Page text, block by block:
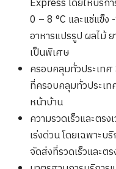
Express โดยให้บริ
0 – 8 °C และแช่แข็ง
อาหารแปรรูป ผลไม้
เป็นพิเศษ
ครอบคลุมทั่วประเทศ
ที่ครอบคลุมทั่วประเท
หน้าบ้าน
ความรวดเร็วและตร
เร่งด่วน โดยเฉพาะ
จัดส่งที่รวดเร็วและตร